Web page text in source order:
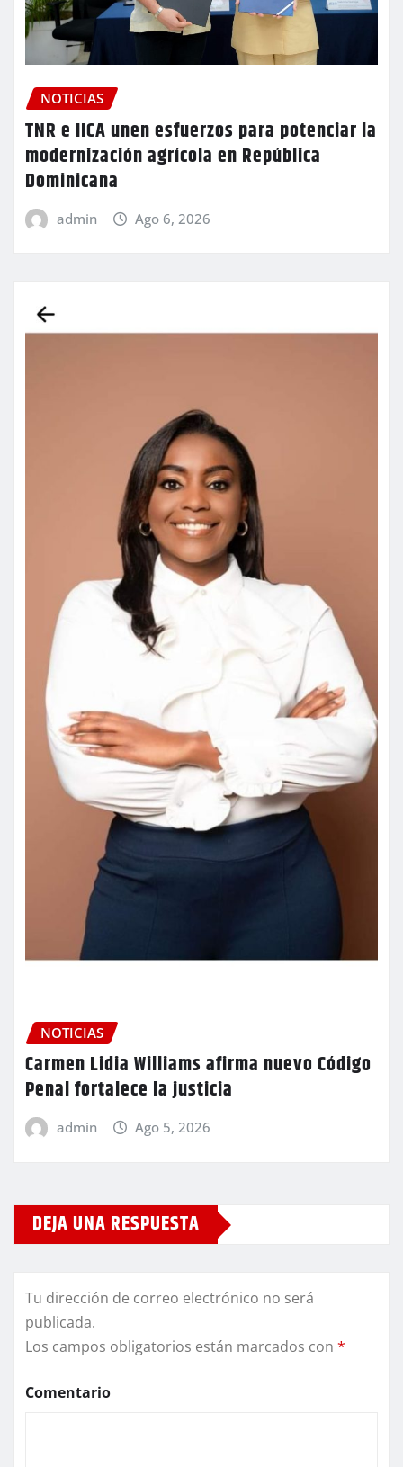
NOTICIAS
TNR e IICA unen esfuerzos para potenciar la
modernización agrícola en República
Dominicana
admin Ago 6, 2026
NOTICIAS
Carmen Lidia Williams afirma nuevo Código
Penal fortalece la justicia
admin Ago 5, 2026
DEJA UNA RESPUESTA
Tu dirección de correo electrónico no será
publicada.
Los campos obligatorios están marcados con *
Comentario